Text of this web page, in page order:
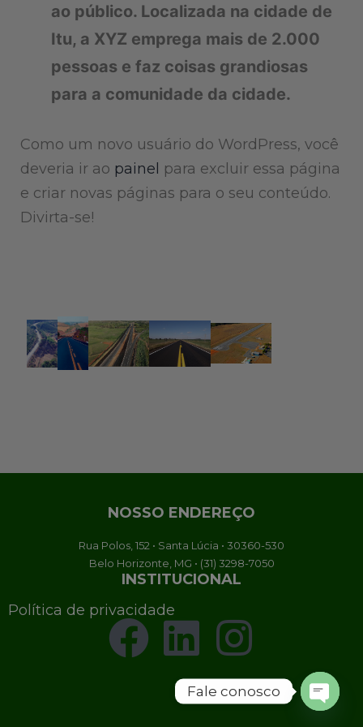
ao público. Localizada na cidade de
Itu, a XYZ emprega mais de 2.000
pessoas e faz coisas grandiosas
para a comunidade da cidade.
Como um novo usuário do WordPress, você
deveria ir ao painel para excluir essa página
e criar novas páginas para o seu conteúdo.
Divirta-se!
NOSSO ENDEREÇO
Rua Polos, 152 • Santa Lúcia • 30360-530
Belo Horizonte, MG • (31) 3298-7050
INSTITUCIONAL
Política de privacidade
Fale conosco